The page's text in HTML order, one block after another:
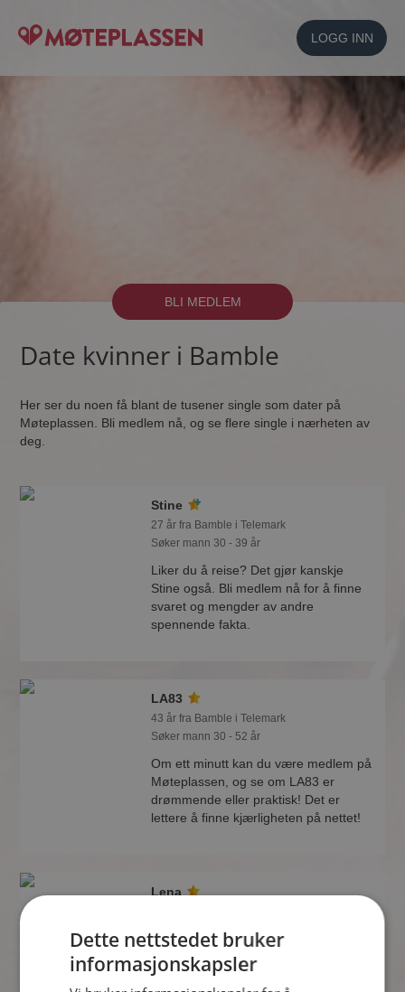
LOGG INN
BLI MEDLEM
Date kvinner i Bamble
Her ser du noen få blant de tusener single som dater på
Møteplassen. Bli medlem nå, og se flere single i nærheten av
deg.
Stine
27 år fra Bamble i Telemark
Søker mann 30 - 39 år
Liker du å reise? Det gjør kanskje
Stine også. Bli medlem nå for å finne
svaret og mengder av andre
spennende fakta.
LA83
43 år fra Bamble i Telemark
Søker mann 30 - 52 år
Om ett minutt kan du være medlem på
Møteplassen, og se om LA83 er
drømmende eller praktisk! Det er
lettere å finne kjærligheten på nettet!
Lena
Søker mann 37 - 48 år
Hvis du er medlem kan du matche din
personlighet mot Lena eller noen av de
Dette nettstedet bruker
informasjonskapsler